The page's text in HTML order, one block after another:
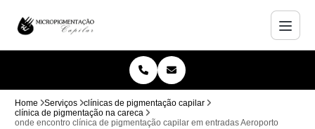
Home Serviços
clínicas de pigmentação capilar
clínica de pigmentação na careca
onde encontro clínica de pigmentação capilar em entradas Aeroporto